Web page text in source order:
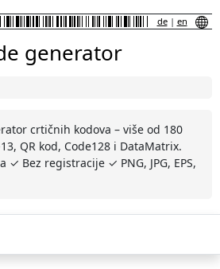
de| en
generator
crtičnih kodova – više od 180
QR kod, Code128 i DataMatrix.
Bez registracije ✓ PNG, JPG, EPS,